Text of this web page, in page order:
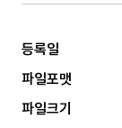
등록일
파일포맷
파일크기